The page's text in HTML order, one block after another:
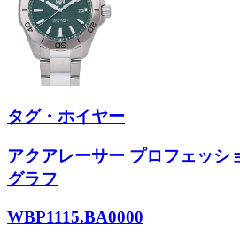
タグ・ホイヤー
アクアレーサー プロフェッシ
グラフ
WBP1115.BA0000